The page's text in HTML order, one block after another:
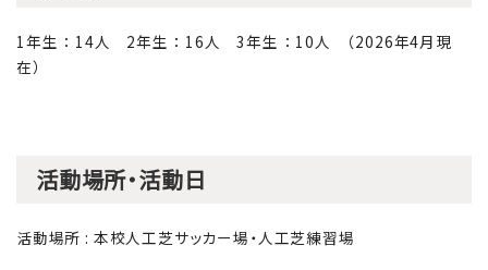
1年生 ： 14人 2年生 ： 16人 3年生 ： 10人 （2026年4月現
在）
活動場所・活動日
活動場所 : 本校人工芝サッカー場・人工芝練習場